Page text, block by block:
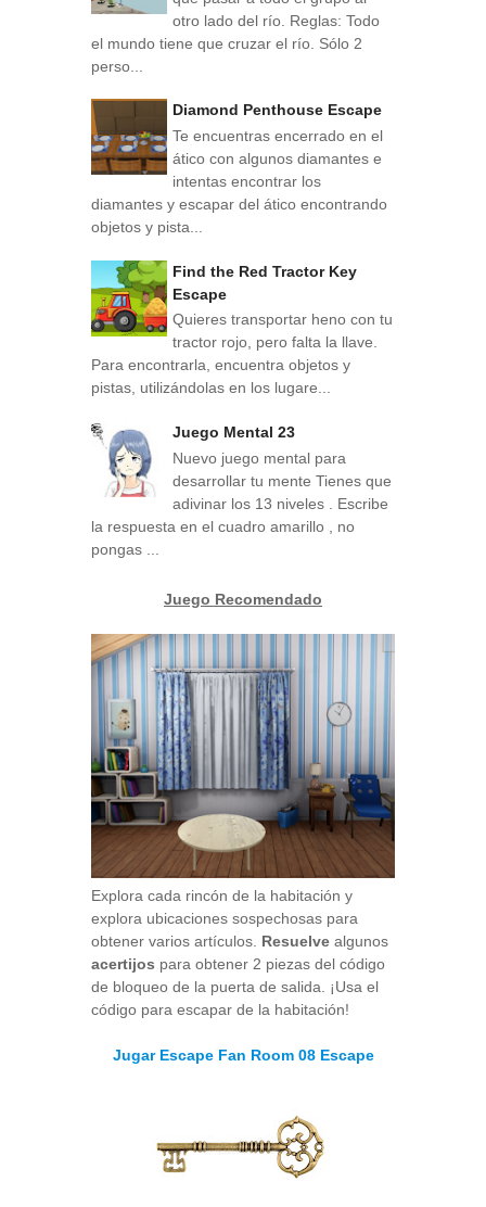
otro lado del río. Reglas: Todo
el mundo tiene que cruzar el río. Sólo 2
perso...
Diamond Penthouse Escape
Te encuentras encerrado en el
ático con algunos diamantes e
intentas encontrar los
diamantes y escapar del ático encontrando
objetos y pista...
Find the Red Tractor Key
Escape
Quieres transportar heno con tu
tractor rojo, pero falta la llave.
Para encontrarla, encuentra objetos y
pistas, utilizándolas en los lugare...
Juego Mental 23
Nuevo juego mental para
desarrollar tu mente Tienes que
adivinar los 13 niveles . Escribe
la respuesta en el cuadro amarillo , no
pongas ...
Juego Recomendado
Explora cada rincón de la habitación y
explora ubicaciones sospechosas para
obtener varios artículos. Resuelve algunos
acertijos para obtener 2 piezas del código
de bloqueo de la puerta de salida. ¡Usa el
código para escapar de la habitación!
Jugar Escape Fan Room 08 Escape